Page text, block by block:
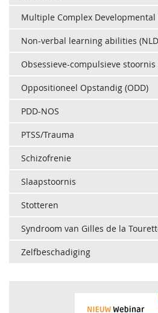
Multiple Complex Developmental
Non-verbal learning abilities
Obsessieve-compulsieve stoornis
Oppositioneel Opstandig (ODD)
PDD-NOS
PTSS/Trauma
Schizofrenie
Slaapstoornis
Stotteren
Syndroom van Gilles de la
Zelfbeschadiging